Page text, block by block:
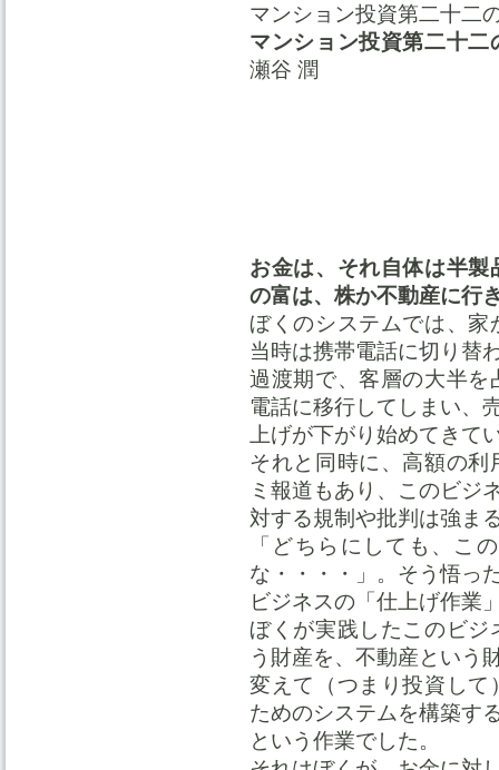
マンション投資第二十二
マンション投資第二十二
瀬谷 潤
お金は、それ自体は半
の富は、株か不動産に
ぼくのシステムでは、
当時は携帯電話に切り替
過渡期で、客層の大半
電話に移行してしまい、
上げが下がり始めてきて
それと同時に、高額の
ミ報道もあり、このビジ
対する規制や批判は強ま
「どちらにしても、こ
な・・・・」。そう悟っ
ビジネスの「仕上げ作業
ぼくが実践したこのビ
う財産を、不動産という
変えて（つまり投資し
ためのシステムを構築す
という作業でした。